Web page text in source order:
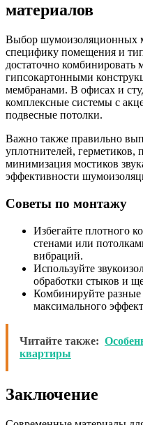
материалов
Выбор шумоизоляционных
специфику помещения и
достаточно комбинировать
гипсокартонными
мембранами. В офисах и
комплексные системы с
подвесные потолки.
Важно также правильно
уплотнителей, герметиков,
минимизация мостиков
эффективности
Советы по монтажу
Избегайте плотного
стенами или
вибраций.
Используйте
обработки стыков и
Комбинируйте
максимального
Читайте также:
квартиры
Заключение